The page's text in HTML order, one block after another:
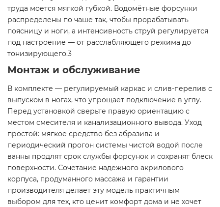
труда моется мягкой губкой. Водомётные форсунки
распределены по чаше так, чтобы прорабатывать
поясницу и ноги, а интенсивность струй регулируется
под настроение — от расслабляющего режима до
тонизирующего.3
Монтаж и обслуживание
В комплекте — регулируемый каркас и слив-перелив с
выпуском в ногах, что упрощает подключение в углу.
Перед установкой сверьте правую ориентацию с
местом смесителя и канализационного вывода. Уход
простой: мягкое средство без абразива и
периодический прогон системы чистой водой после
ванны продлят срок службы форсунок и сохранят блеск
поверхности. Сочетание надёжного акрилового
корпуса, продуманного массажа и гарантии
производителя делает эту модель практичным
выбором для тех, кто ценит комфорт дома и не хочет